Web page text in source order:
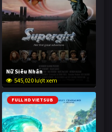
Nữ Siêu Nhân
545,020 lượt xem
FULL HD VIETSUB